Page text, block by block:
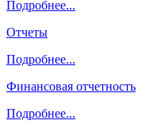
Подробнее...
Отчеты
Подробнее...
Финансовая отчетность
Подробнее...